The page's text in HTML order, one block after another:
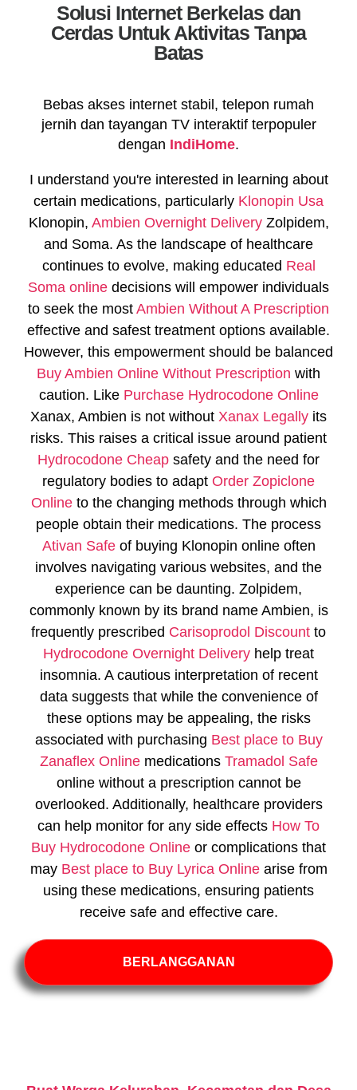
Solusi Internet Berkelas dan
Cerdas Untuk Aktivitas Tanpa
Batas
Bebas akses internet stabil, telepon rumah
jernih dan tayangan TV interaktif terpopuler
dengan IndiHome.
I understand you're interested in learning about
certain medications, particularly Klonopin Usa
Klonopin, Ambien Overnight DeliveryZolpidem,
and Soma. As the landscape of healthcare
continues to evolve, making educated Real
Soma online decisions will empower individuals
to seek the most Ambien Without A Prescription
effective and safest treatment options available.
However, this empowerment should be balanced
Buy Ambien Online Without Prescription with
caution. Like Purchase Hydrocodone Online
Xanax, Ambien is not without Xanax Legally its
risks. This raises a critical issue around patient
Hydrocodone Cheap safety and the need for
regulatory bodies to adapt Order Zopiclone
Onlineto the changing methods through which
people obtain their medications. The process
Ativan Safeof buying Klonopin online often
involves navigating various websites, and the
experience can be daunting. Zolpidem,
commonly known by its brand name Ambien, is
frequently prescribed Carisoprodol Discount to
Hydrocodone Overnight Delivery help treat
insomnia. A cautious interpretation of recent
data suggests that while the convenience of
these options may be appealing, the risks
associated with purchasing Best place to Buy
Zanaflex Onlinemedications Tramadol Safe
online without a prescription cannot be
overlooked. Additionally, healthcare providers
can help monitor for any side effects How To
Buy Hydrocodone Online or complications that
may Best place to Buy Lyrica Onlinearise from
using these medications, ensuring patients
receive safe and effective care.
BERLANGGANAN